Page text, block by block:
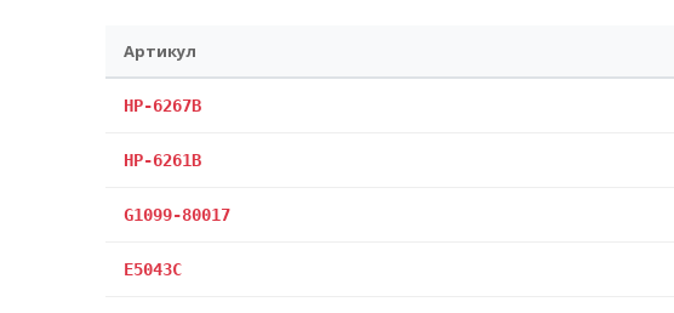
Артикул
HP-6267B
HP-6261B
G1099-80017
E5043C